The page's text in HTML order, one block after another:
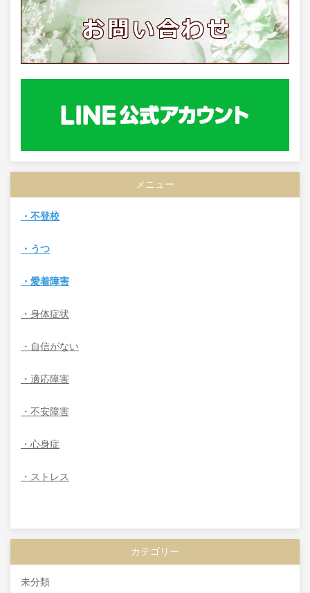
メニュー
・不登校
・うつ
・愛着障害
・身体症状
・自信がない
・適応障害
・不安障害
・心身症
・ストレス
カテゴリー
未分類